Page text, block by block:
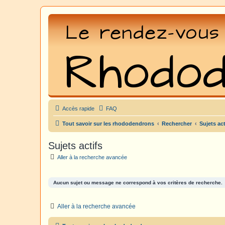
Accès rapide FAQ
Tout savoir sur les rhododendrons Rechercher Sujets
Sujets actifs
Aller à la recherche avancée
Aucun sujet ou message ne correspond à vos critères de recherche.
Aller à la recherche avancée